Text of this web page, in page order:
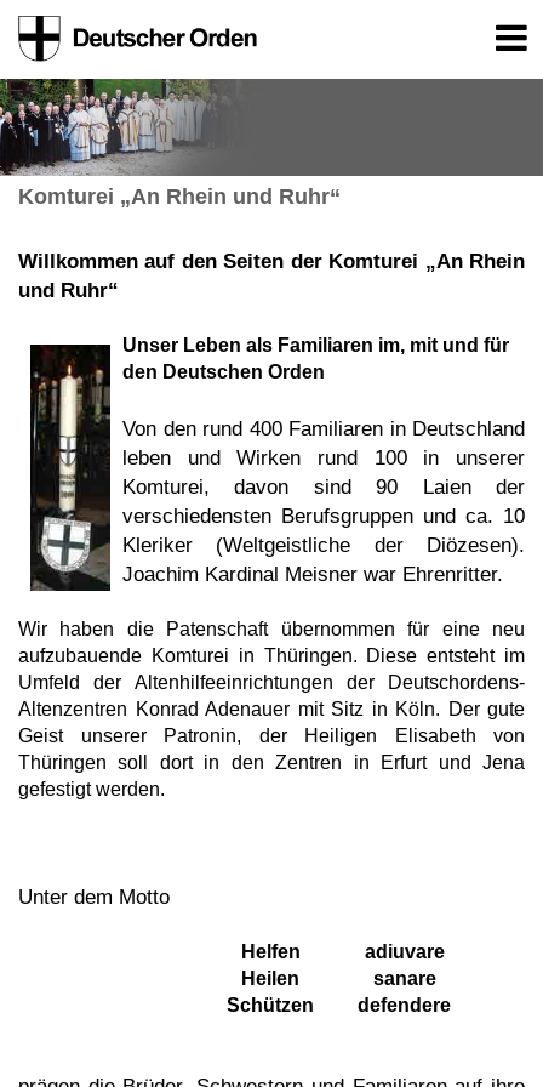
Komturei „An Rhein und Ruhr“
Willkommen auf den Seiten der Komturei „An Rhein
und Ruhr“
Unser Leben als Familiaren im, mit und für
den Deutschen Orden
Von den rund 400 Familiaren in Deutschland
leben und Wirken rund 100 in unserer
Komturei, davon sind 90 Laien der
verschiedensten Berufsgruppen und ca. 10
Kleriker (Weltgeistliche der Diözesen).
Joachim Kardinal Meisner war Ehrenritter.
Wir haben die Patenschaft übernommen für eine neu
aufzubauende Komturei in Thüringen. Diese entsteht im
Umfeld der Altenhilfeeinrichtungen der Deutschordens-
Altenzentren Konrad Adenauer mit Sitz in Köln. Der gute
Geist unserer Patronin, der Heiligen Elisabeth von
Thüringen soll dort in den Zentren in Erfurt und Jena
gefestigt werden.
Unter dem Motto
Helfen
adiuvare
Heilen
sanare
Schützen
defendere